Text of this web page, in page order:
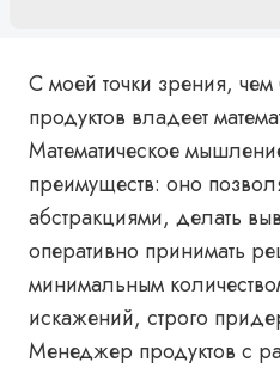
С моей точки зрения,
продуктов владеет
Математическое
преимуществ: оно
абстракциями, делать
оперативно принимать
минимальным
искажений, строго
Менеджер продуктов с